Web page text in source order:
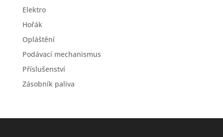
Elektro
Hořák
Opláštění
Podávací mechanismus
Příslušenství
Zásobník paliva